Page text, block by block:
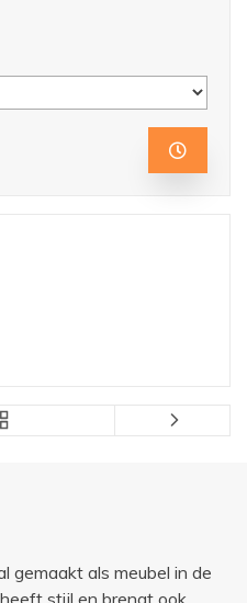
gemaakt als meubel in de
stijl en brengt ook